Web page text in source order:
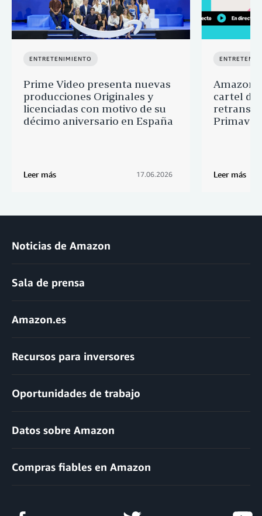
ENTRETENIMIENTO
Prime Video presenta nuevas
producciones Originales y
licenciadas con motivo de su
décimo aniversario en España
Leer más 17.06.2026
Amazon
cartel de
Leer más
Noticias de Amazon
Sala de prensa
Amazon.es
Recursos para inversores
Oportunidades de trabajo
Datos sobre Amazon
Compras fiables en Amazon